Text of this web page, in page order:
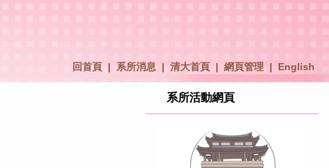
回首頁 | 系所消息 | 清大首頁 | 網頁管理 | English
系所活動網頁